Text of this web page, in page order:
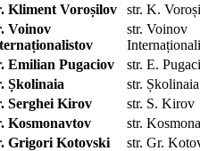
Kliment Voroșilov
str. K.
Voinov
str. Voinov
Emilian Pugaciov
str. E.
Șkolinaia
str. Șkolinaia
Serghei Kirov
str. S. Kirov
Kosmonavtov
str.
Grigori Kotovski
str. Gr.